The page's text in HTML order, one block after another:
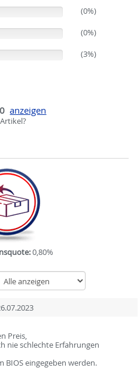
(0%)
(0%)
(3%)
anzeigen
0,80%
Preis,
nie schlechte Erfahrungen
BIOS eingegeben werden.